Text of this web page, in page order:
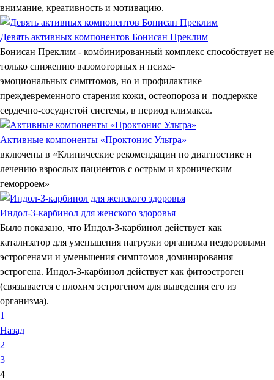
внимание, креативность и мотивацию.
Девять активных компонентов Бонисан Преклим
Бонисан Преклим - комбинированный комплекс способствует не
только снижению вазомоторных и психо-
эмоциональных симптомов, но и профилактике
преждевременного старения кожи, остеопороза и поддержке
сердечно-сосудистой системы, в период климакса.
Активные компоненты «Проктонис Ультра»
включены в «Клинические рекомендации по диагностике и
лечению взрослых пациентов с острым и хроническим
геморроем»
Индол-3-карбинол для женского здоровья
Было показано, что Индол-3-карбинол действует как
катализатор для уменьшения нагрузки организма нездоровыми
эстрогенами и уменьшения симптомов доминирования
эстрогена. Индол-3-карбинол действует как фитоэстроген
(связывается с плохим эстрогеном для выведения его из
организма).
1
Назад
2
3
4